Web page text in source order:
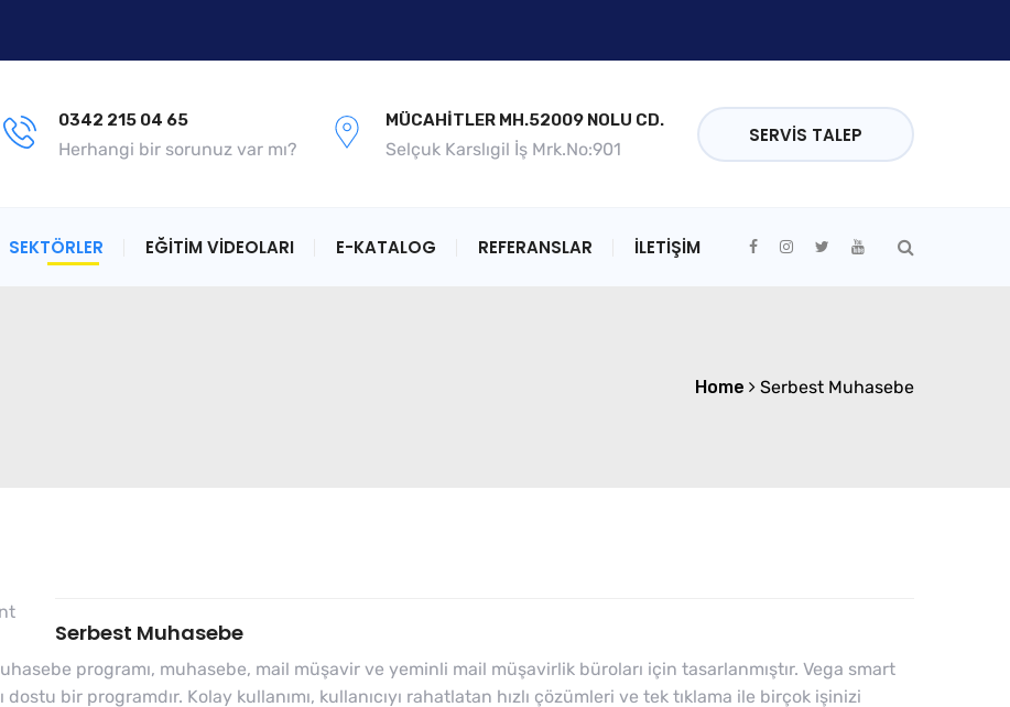
0342 215 04 65
Herhangi bir sorunuz var mı?
MÜCAHITLER MH.52009 NOLU CD.
Selçuk Karslıgil İş Mrk.No:901
SERVIS TALEP
SEKTÖRLER EĞİTİM VİDEOLARI E-KATALOG REFERANSLAR İLETİŞİM
Home Serbest Muhasebe
Serbest Muhasebe
programı, muhasebe, mail müşavir ve yeminli mail müşavirlik büroları için tasarlanmıştır. Vega smart
bir programdır. Kolay kullanımı, kullanıcıyı rahatlatan hızlı çözümleri ve tek tıklama ile birçok işinizi